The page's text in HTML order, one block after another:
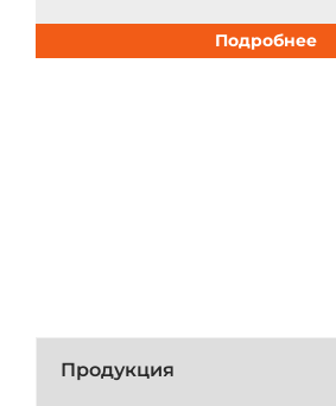
Подробнее
Продукция